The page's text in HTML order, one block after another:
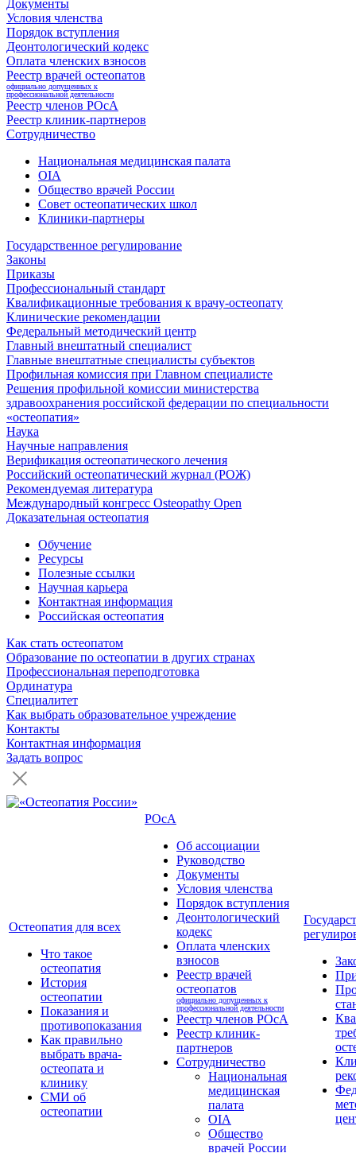
Документы
Условия членства
Порядок вступления
Деонтологический кодекс
Оплата членских взносов
Реестр врачей остеопатов
официально допущенных к
профессиональной деятельности
Реестр членов РОсА
Реестр клиник-партнеров
Сотрудничество
Национальная медицинская палата
OIA
Общество врачей России
Совет остеопатических школ
Клиники-партнеры
Государственное регулирование
Законы
Приказы
Профессиональный стандарт
Квалификационные требования к врачу-остеопату
Клинические рекомендации
Федеральный методический центр
Главный внештатный специалист
Главные внештатные специалисты субъектов
Профильная комиссия при Главном специалисте
Решения профильной комиссии министерства
здравоохранения российской федерации по специальности
«остеопатия»
Наука
Научные направления
Верификация остеопатического лечения
Российский остеопатический журнал (РОЖ)
Рекомендуемая литература
Международный конгресс Osteopathy Open
Доказательная остеопатия
Обучение
Ресурсы
Полезные ссылки
Научная карьера
Контактная информация
Российская остеопатия
Как стать остеопатом
Образование по остеопатии в других странах
Профессиональная переподготовка
Ординатура
Специалитет
Как выбрать образовательное учреждение
Контакты
Контактная информация
Задать вопрос
Остеопатия для всех
Что такое
остеопатия
История
остеопатии
Показания и
противопоказания
Как правильно
выбрать врача-
остеопата и
клинику
СМИ об
остеопатии
РОсА
Об ассоциации
Руководство
Документы
Условия членства
Порядок вступления
Деонтологический
кодекс
Оплата членских
взносов
Реестр врачей
остеопатов
официально допущенных к
профессиональной деятельности
Реестр членов РОсА
Реестр клиник-
партнеров
Сотрудничество
Национальная
медицинская
палата
OIA
Общество
врачей России